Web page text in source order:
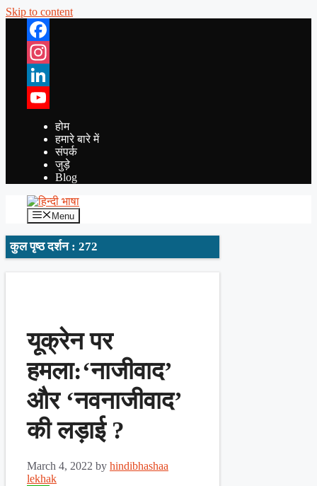
Skip to content
Facebook
Instagram
LinkedIn
YouTube
होम
हमारे बारे में
संपर्क
जुड़े
Blog
Menu
कुल पृष्ठ दर्शन : 272
यूक्रेन पर
हमला:‘नाजीवाद’
और ‘नवनाजीवाद’
की लड़ाई ?
March 4, 2022 by hindibhashaa
lekhak